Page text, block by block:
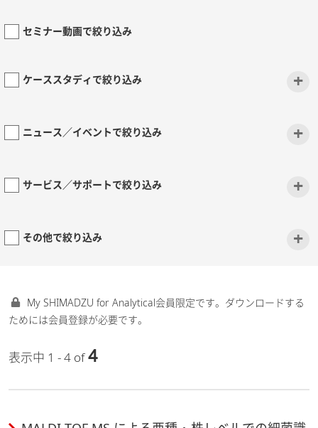
セミナー動画で絞り込み
ケーススタディで絞り込み +
ニュース／イベントで絞り込み +
サービス／サポートで絞り込み +
その他で絞り込み +
My SHIMADZU for Analytical会員限定です。ダウンロードする
ためには会員登録が必要です。
表示中 1 - 4 of 4